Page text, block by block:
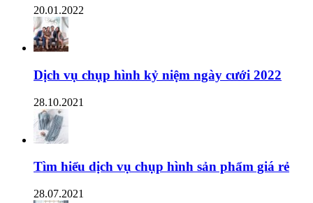
20.01.2022
Dịch vụ chụp hình kỷ niệm ngày cưới 2022
28.10.2021
Tìm hiểu dịch vụ chụp hình sản phẩm giá rẻ
28.07.2021